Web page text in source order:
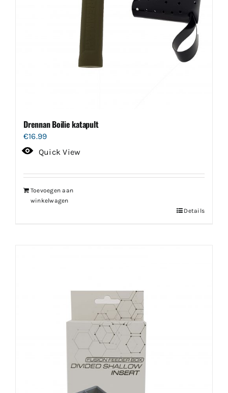
Drennan Boilie katapult
€16.99
Quick View
Toevoegen aan
winkelwagen
Details